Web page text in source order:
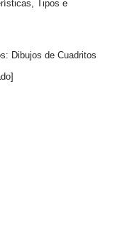
Tipos e
Dibujos de Cuadritos